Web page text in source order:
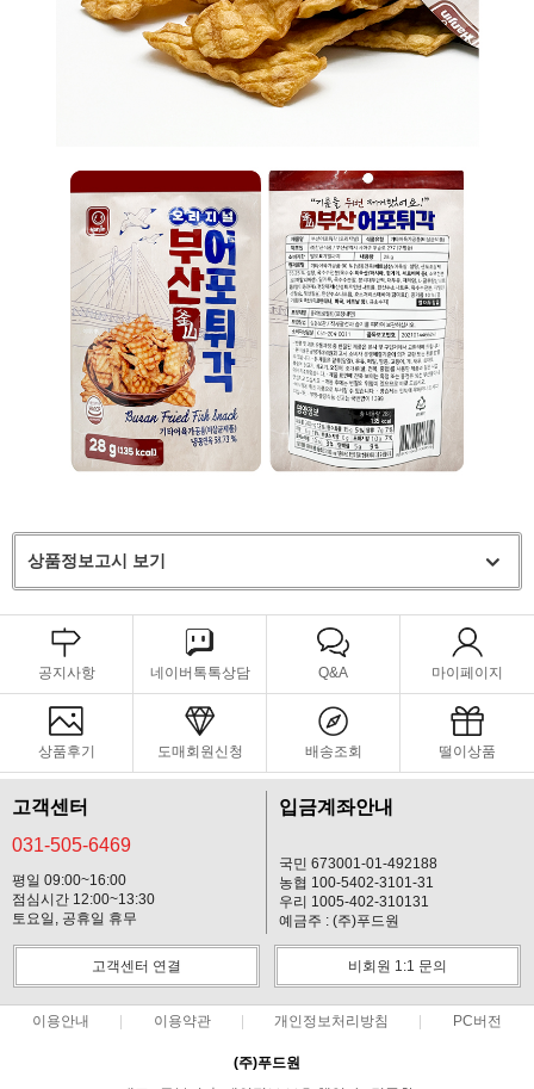
상품정보고시 보기
공지사항 네이버톡톡상담 Q&A 마이페이지
상품후기 도매회원신청 배송조회 떨이상품
고객센터
031-505-6469
평일 09:00~16:00
점심시간 12:00~13:30
토요일, 공휴일 휴무
입금계좌안내
국민 673001-01-492188
농협 100-5402-3101-31
우리 1005-402-310131
예금주 : (주)푸드원
고객센터 연결 비회원 1:1 문의
이용안내 이용약관 개인정보처리방침 PC버전
(주)푸드원